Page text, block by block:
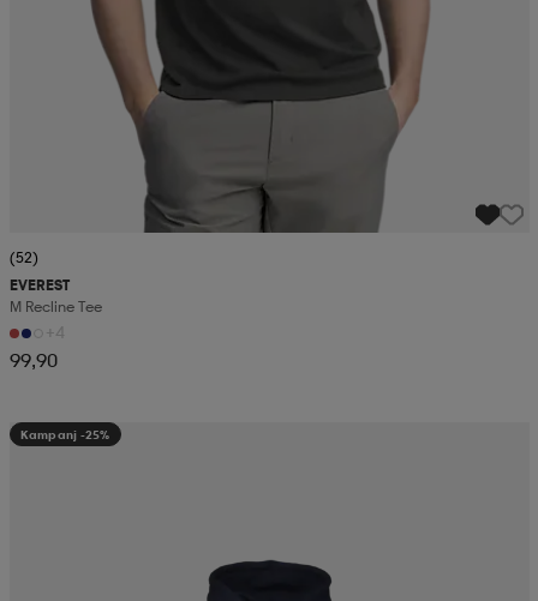
(52)
EVEREST
M Recline Tee
+4
99,90
Kampanj -25%